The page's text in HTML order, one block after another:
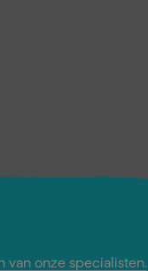
van onze specialisten.